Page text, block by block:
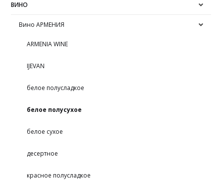
ВИНО
Вино АРМЕНИЯ
ARMENIA WINE
IJEVAN
белое полусладкое
белое полусухое
белое сухое
десертное
красное полусладкое